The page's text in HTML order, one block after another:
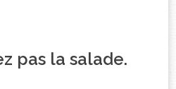
pas la salade.